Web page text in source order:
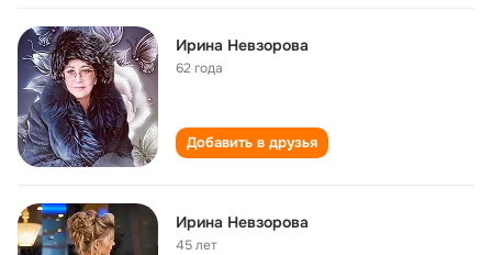
Ирина Невзорова
62 года
Добавить в друзья
Ирина Невзорова
45 лет